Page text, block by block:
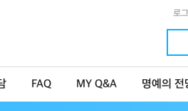
로
FAQ MY Q&A 명예의 전